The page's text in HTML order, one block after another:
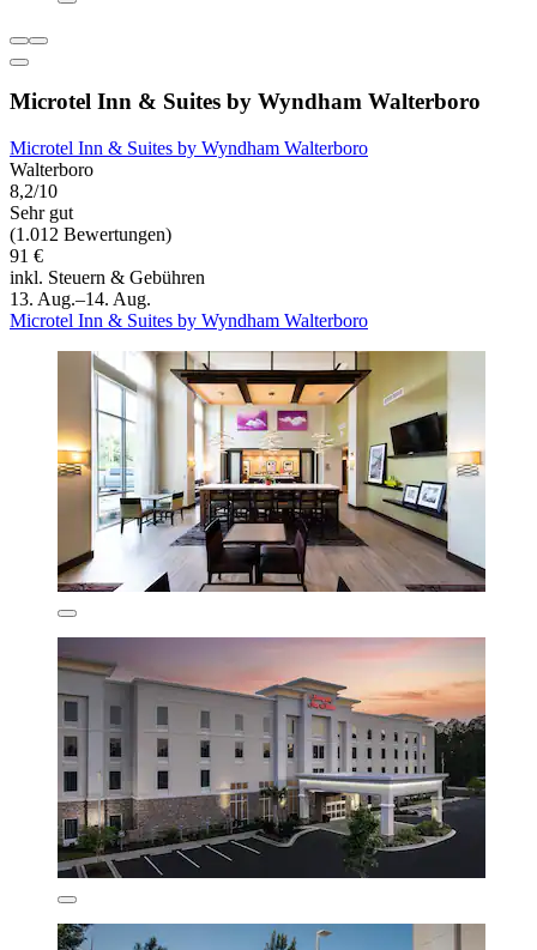
Microtel Inn & Suites by Wyndham Walterboro
Microtel Inn & Suites by Wyndham Walterboro
Walterboro
8,2/10
Sehr gut
(1.012 Bewertungen)
91 €
inkl. Steuern & Gebühren
13. Aug.–14. Aug.
Microtel Inn & Suites by Wyndham Walterboro